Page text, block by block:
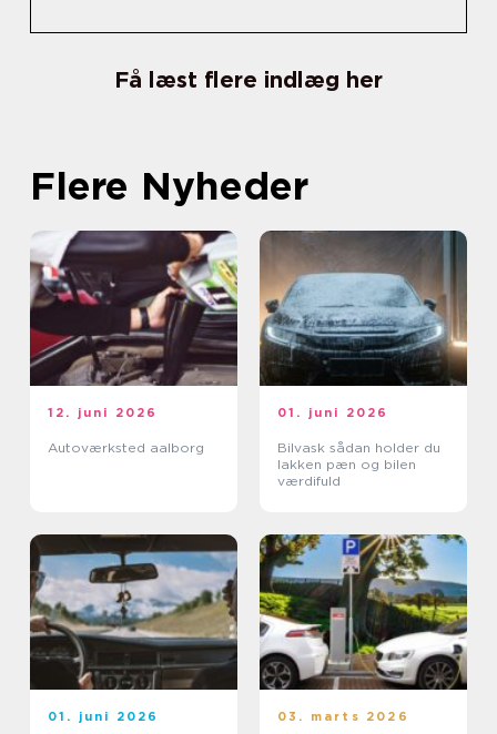
Få læst flere indlæg her
Flere Nyheder
12. juni 2026
Autoværksted aalborg
01. juni 2026
Bilvask sådan holder du
lakken pæn og bilen
værdifuld
01. juni 2026 03. marts 2026